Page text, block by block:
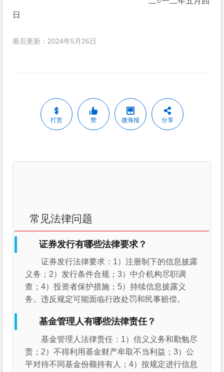
日
最后更新：2024年5月26日
打赏 赞 微海报 分享
常见法律问题
证券发行有哪些法律要求？
证券发行法律要求：1）注册制下的信息披露
义务；2）发行条件合规；3）中介机构尽职调
查；4）投资者保护措施；5）持续信息披露义
务。违反规定可能面临行政处罚和民事赔偿。
基金管理人有哪些法律责任？
基金管理人法律责任：1）信义义务和勤勉尽
责；2）不得利用基金财产牟取不当利益；3）公
平对待不同基金份额持有人；4）按规定进行信息